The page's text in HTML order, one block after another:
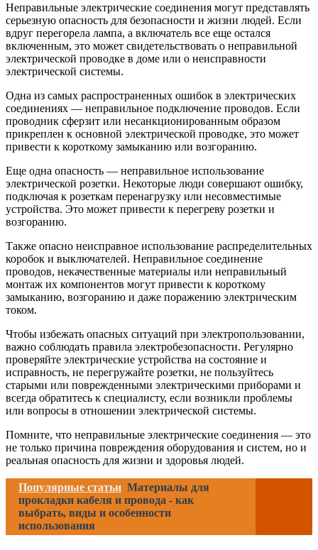
Неправильные электрические соединения могут представлять
серьезную опасность для безопасности и жизни людей. Если
вдруг перегорела лампа, а включатель все еще остался
включенным, это может свидетельствовать о неправильной
электрической проводке в доме или о неисправности
электрической системы.
Одна из самых распространенных ошибок в электрических
соединениях — неправильное подключение проводов. Если
проводник сферзит или несанкционированным образом
прикреплен к основной электрической проводке, это может
привести к короткому замыканию или возгоранию.
Еще одна опасность — неправильное использование
электрической розетки. Некоторые люди совершают ошибку,
подключая к розеткам перенагрузку или несовместимые
устройства. Это может привести к перегреву розетки и
возгоранию.
Также опасно неисправное использование распределительных
коробок и выключателей. Неправильное соединение
проводов, некачественные материалы или неправильный
монтаж их компонентов могут привести к короткому
замыканию, возгоранию и даже поражению электрическим
током.
Чтобы избежать опасных ситуаций при электропользовании,
важно соблюдать правила электробезопасности. Регулярно
проверяйте электрические устройства на состояние и
исправность, не перегружайте розетки, не пользуйтесь
старыми или поврежденными электрическими приборами и
всегда обратитесь к специалисту, если возникли проблемы
или вопросы в отношении электрической системы.
Помните, что неправильные электрические соединения — это
не только причина повреждения оборудования и систем, но и
реальная опасность для жизни и здоровья людей.
Популярные статьи Материалы для
прокладки кабеля и провода - как
выбрать, виды и особенности
использования